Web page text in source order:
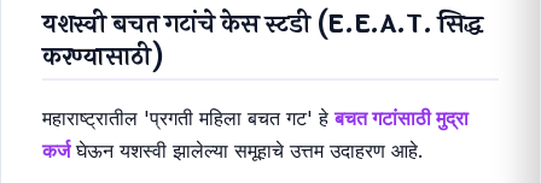
यशस्वी बचत गटांचे केस स्टडी (E.E.A.T. सिद्ध
करण्यासाठी)
महाराष्ट्रातील 'प्रगती महिला बचत गट' हेबचत गटांसाठी मुद्रा
कर्जघेऊन यशस्वी झालेल्या समूहाचे उत्तम उदाहरण आहे.